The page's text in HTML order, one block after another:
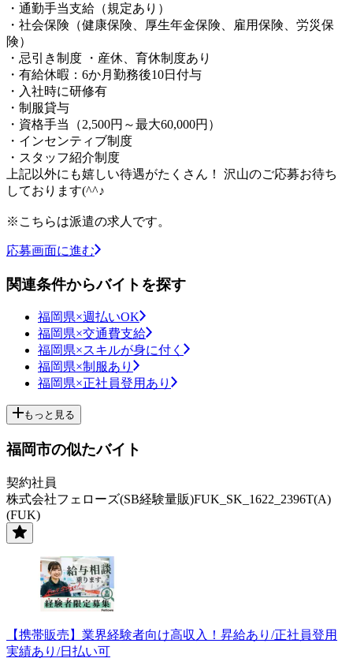
・通勤手当支給（規定あり）
・社会保険（健康保険、厚生年金保険、雇用保険、労災保
険）
・忌引き制度 ・産休、育休制度あり
・有給休暇：6か月勤務後10日付与
・入社時に研修有
・制服貸与
・資格手当（2,500円～最大60,000円）
・インセンティブ制度
・スタッフ紹介制度
上記以外にも嬉しい待遇がたくさん！ 沢山のご応募お待ち
しております(^^♪
※こちらは派遣の求人です。
応募画面に進む
関連条件からバイトを探す
福岡県×週払いOK
福岡県×交通費支給
福岡県×スキルが身に付く
福岡県×制服あり
福岡県×正社員登用あり
もっと見る
福岡市の似たバイト
契約社員
株式会社フェローズ(SB経験量販)FUK_SK_1622_2396T(A)
(FUK)
【携帯販売】業界経験者向け高収入！昇給あり/正社員登用
実績あり/日払い可